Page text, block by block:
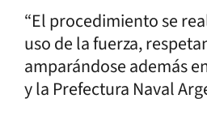
“El procedimiento se
uso de la fuerza,
amparándose además
y la Prefectura Naval